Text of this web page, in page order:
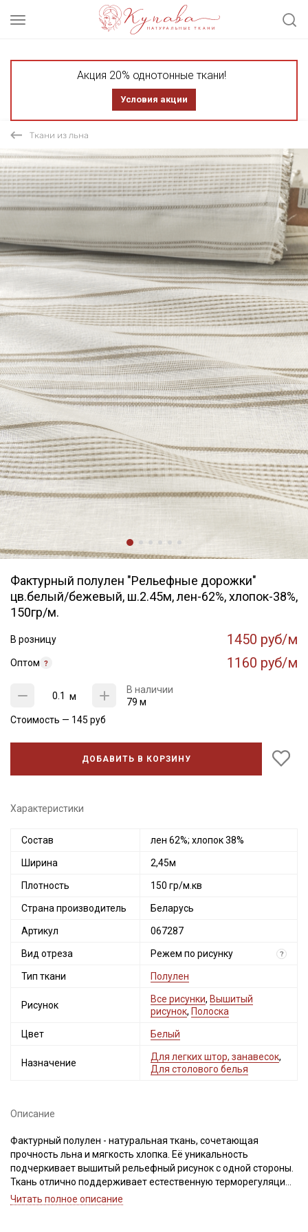
Акция 20% однотонные ткани!
Условия акции
Ткани из льна
Фактурный полулен "Рельефные дорожки"
цв.белый/бежевый, ш.2.45м, лен-62%, хлопок-38%,
150гр/м.
В розницу 1450 руб/м
Оптом 1160 руб/м
м
В наличии
79 м
Стоимость — 145 руб
ДОБАВИТЬ В КОРЗИНУ
Характеристики
Состав лен 62%; хлопок 38%
Ширина 2,45м
Плотность 150 гр/м.кв
Страна производитель Беларусь
Артикул 067287
Вид отреза Режем по рисунку ?
Тип ткани Полулен
Рисунок
Все рисунки, Вышитый
рисунок, Полоска
Цвет Белый
Назначение
Для легких штор, занавесок,
Для столового белья
Описание
Фактурный полулен - натуральная ткань, сочетающая
прочность льна и мягкость хлопка. Её уникальность
подчеркивает вышитый рельефный рисунок с одной стороны.
Ткань отлично поддерживает естественную терморегуляцию,
быстро сохнет, формоустойчива, не осыпается, при сборке
Читать полное описание